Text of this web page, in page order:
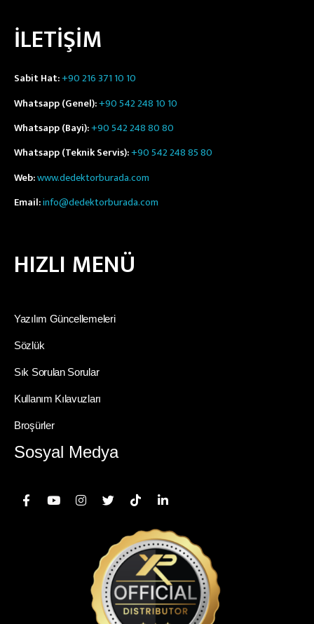
İLETİŞİM
Sabit Hat:+90 216 371 10 10
Whatsapp (Genel):+90 542 248 10 10
Whatsapp (Bayi):+90 542 248 80 80
Whatsapp (Teknik Servis):+90 542 248 85 80
Web:www.dedektorburada.com
Email:info@dedektorburada.com
HIZLI MENÜ
Yazılım Güncellemeleri
Sözlük
Sık Sorulan Sorular
Kullanım Kılavuzları
Broşürler
Sosyal Medya